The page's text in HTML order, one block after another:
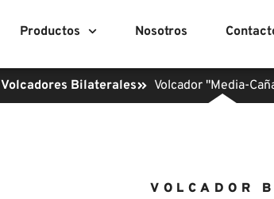
Productos Nosotros
Volcadores Bilaterales Volcador "Media-
VOLCADOR